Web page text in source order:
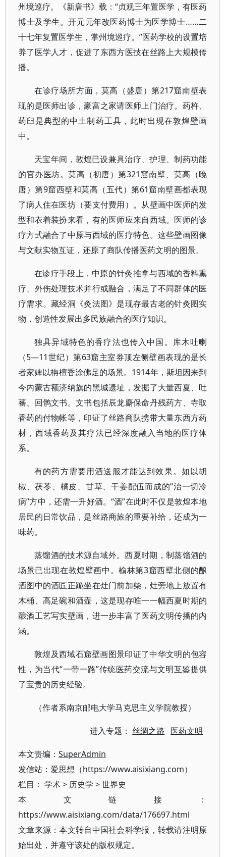
州境巡疗。《新唐书》载：“贞观三年置医学，有医药
博士及学生。开元元年改医药博士为医学博士……二
十七年复置医学生，掌州境巡疗。”医药学校的设置培
养了医学人才，促进了东西方医技在丝路上大规模传
播。
在诊疗场所方面，莫高（盛唐）第217窟南壁表
现的是医师出诊，豪富之家请医师上门治疗。药杵、
药臼是典型的中土制药工具，此时出现在敦煌壁画
中。
天宝年间，敦煌已设兼具治疗、护理、制药功能
的官办医坊。莫高（初唐）第321窟南壁、莫高（晚
唐）第9窟西壁和莫高（五代）第61窟南壁画都表现
了病人住在医坊（要支付费用）。从壁画中医师的发
型和衣着装扮来看，有的医师应来自西域。医师的诊
疗方式融合了中原与西域的医疗特色。这些壁画图像
与文献实物互证，还原了商队传播医药文明的图景。
在诊疗手段上，中原的针灸推拿与西域的香料熏
疗、外伤处理技术并行或融合，满足了不同群体的医
疗需求。藏经洞《灸法图》是现存最古老的针灸图实
物，创造性发展出多民族融合的医疗知识。
独具异域特色的香疗法也传入中国。库木吐喇
（5—11世纪）第63窟主室券顶左侧壁画表现的是长
者家婢以栴檀香涂佛足的场景。1914年，斯坦因来到
今内蒙古额济纳旗的黑城遗址，发掘了大量西夏、吐
蕃、回鹘文书。文书包括辰龙麝保命丹残药方、寺取
香药的付物帐等，印证了丝路商队携带大量东西方药
材，西域香药及其疗法已经深度融入当地的医疗体
系。
有的药方需要用酒送服才能达到效果。如以胡
椒、茯苓、橘皮、甘草、干姜配伍而成的“治一切冷
病”方中，还需一升好酒。“酒”在此时不仅是敦煌本地
居民的日常饮品，是丝路商旅的重要补给，还成为一
味药。
蒸馏酒的技术源自域外。西夏时期，制蒸馏酒的
场景已出现在敦煌壁画中。榆林第3窟西壁北侧的酿
酒图中的酒匠正跪坐在灶门前加柴，灶旁地上放置有
木桶、高足碗和酒壶，这是现存唯一一幅西夏时期的
酿酒工艺写实壁画，进一步丰富了医药文明传播的内
涵。
敦煌及西域石窟壁画图景印证了中华文明的包容
性，为当代“一带一路”传统医药交流与文明互鉴提供
了宝贵的历史经验。
（作者系南京邮电大学马克思主义学院教授）
进入专题： 丝绸之路 医药文明
本文责编： SuperAdmin
发信站：爱思想（https://www.aisixiang.com）
栏目： 学术> 历史学 >世界史
本文链接：
https://www.aisixiang.com/data/176697.html
文章来源：本文转自中国社会科学报，转载请注明原
始出处，并遵守该处的版权规定。